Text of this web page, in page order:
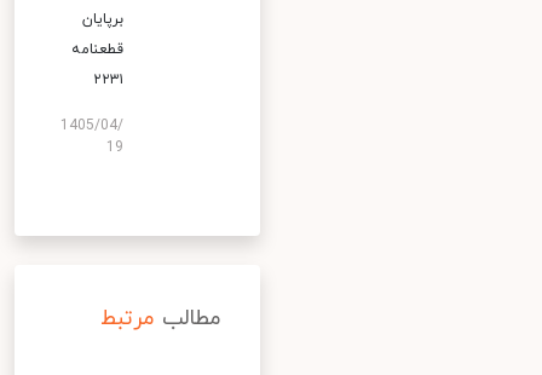
برپایان
قطعنامه
۲۲۳۱
1405/04/
19
مطالب مرتبط